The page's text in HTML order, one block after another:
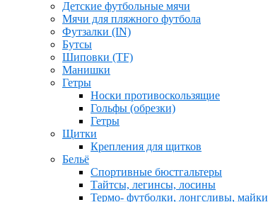
Детские футбольные мячи
Мячи для пляжного футбола
Футзалки (IN)
Бутсы
Шиповки (TF)
Манишки
Гетры
Носки противоскользящие
Гольфы (обрезки)
Гетры
Щитки
Крепления для щитков
Бельё
Спортивные бюстгальтеры
Тайтсы, легинсы, лосины
Термо- футболки, лонгсливы, майки